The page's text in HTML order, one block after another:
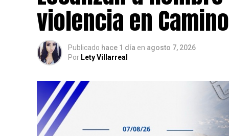
violencia en
Publicado hace 1 día en agosto 7, 2026
Por Lety Villarreal